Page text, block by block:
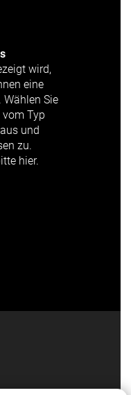
wird,
eine
Sie
Typ
und
zu.
hier.